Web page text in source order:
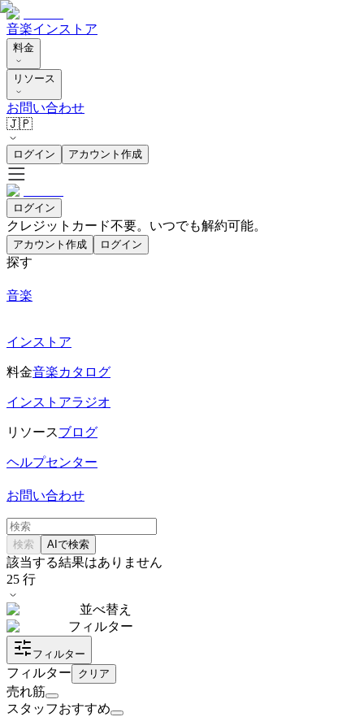
音楽インストア
料金
リソース
お問い合わせ
🇯🇵
ログイン アカウント作成
ログイン
クレジットカード不要。いつでも解約可能。
アカウント作成 ログイン
探す
音楽
インストア
料金音楽カタログ
インストアラジオ
リソースブログ
ヘルプセンター
お問い合わせ
検索 AIで検索
該当する結果はありません
25 行
並べ替え
フィルター
フィルター
フィルター クリア
売れ筋
スタッフおすすめ